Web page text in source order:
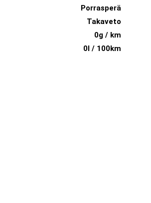
Porrasperä
Takaveto
0g / km
0l / 100km